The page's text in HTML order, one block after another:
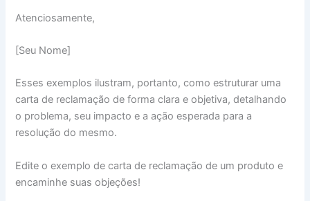
Atenciosamente,
[Seu Nome]
Esses exemplos ilustram, portanto, como estruturar uma
carta de reclamação de forma clara e objetiva, detalhando
o problema, seu impacto e a ação esperada para a
resolução do mesmo.
Edite o exemplo de carta de reclamação de um produto e
encaminhe suas objeções!